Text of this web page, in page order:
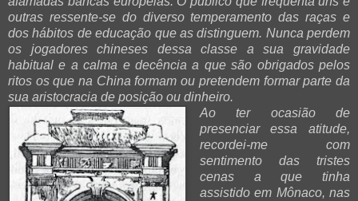
outras ressente-se do diverso temperamento das raças e
dos hábitos de educação que as distinguem. Nunca perdem
os jogadores chineses dessa classe a sua gravidade
habitual e a calma e decência a que são obrigados pelos
ritos os que na China formam ou pretendem formar parte da
sua aristocracia de posição ou dinheiro.
Ao ter ocasião de
presenciar essa atitude,
recordei-me com
sentimento das tristes
cenas a que tinha
assistido em Mônaco, nas